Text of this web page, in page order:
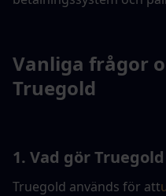
Vanliga frågor
Truegold
1. Vad gör
Truegold används för att